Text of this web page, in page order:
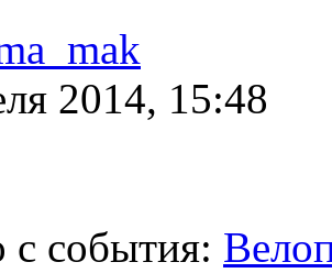
2014, 15:48
с события: